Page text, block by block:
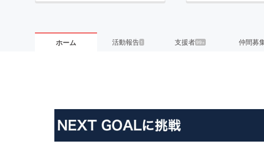
ホーム 活動報告 1 支援者99+ 仲間募